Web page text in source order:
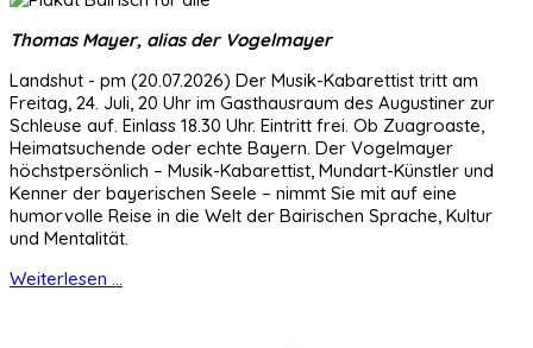
Thomas Mayer, alias der Vogelmayer
Landshut - pm (20.07.2026) Der Musik-Kabarettist tritt am
Freitag, 24. Juli, 20 Uhr im Gasthausraum des Augustiner zur
Schleuse auf. Einlass 18.30 Uhr. Eintritt frei. Ob Zuagroaste,
Heimatsuchende oder echte Bayern. Der Vogelmayer
höchstpersönlich – Musik-Kabarettist, Mundart-Künstler und
Kenner der bayerischen Seele – nimmt Sie mit auf eine
humorvolle Reise in die Welt der Bairischen Sprache, Kultur
und Mentalität.
Weiterlesen ...